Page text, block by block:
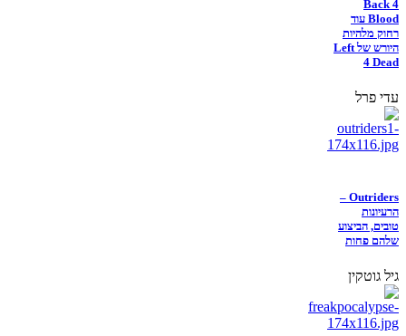
Back 4
Blood עוד
רחוק מלהיות
היורש של Left
4 Dead
עדי פרל
Outriders –
הרעיונות
טובים, הביצוע
שלהם פחות
גיל גוטקין